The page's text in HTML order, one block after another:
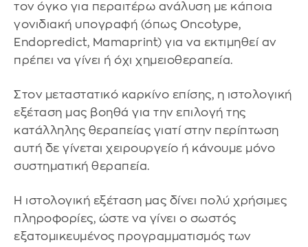
τον όγκο για περαιτέρω ανάλυση με κάποια
γονιδιακή υπογραφή (όπως Oncotype,
Endopredict, Mamaprint) για να εκτιμηθεί αν
πρέπει να γίνει ή όχι χημειοθεραπεία.
Στον μεταστατικό καρκίνο επίσης, η ιστολογική
εξέταση μας βοηθά για την επιλογή της
κατάλληλης θεραπείας γιατί στην περίπτωση
αυτή δε γίνεται χειρουργείο ή κάνουμε μόνο
συστηματική θεραπεία.
Η ιστολογική εξέταση μας δίνει πολύ χρήσιμες
πληροφορίες, ώστε να γίνει ο σωστός
εξατομικευμένος προγραμματισμός των